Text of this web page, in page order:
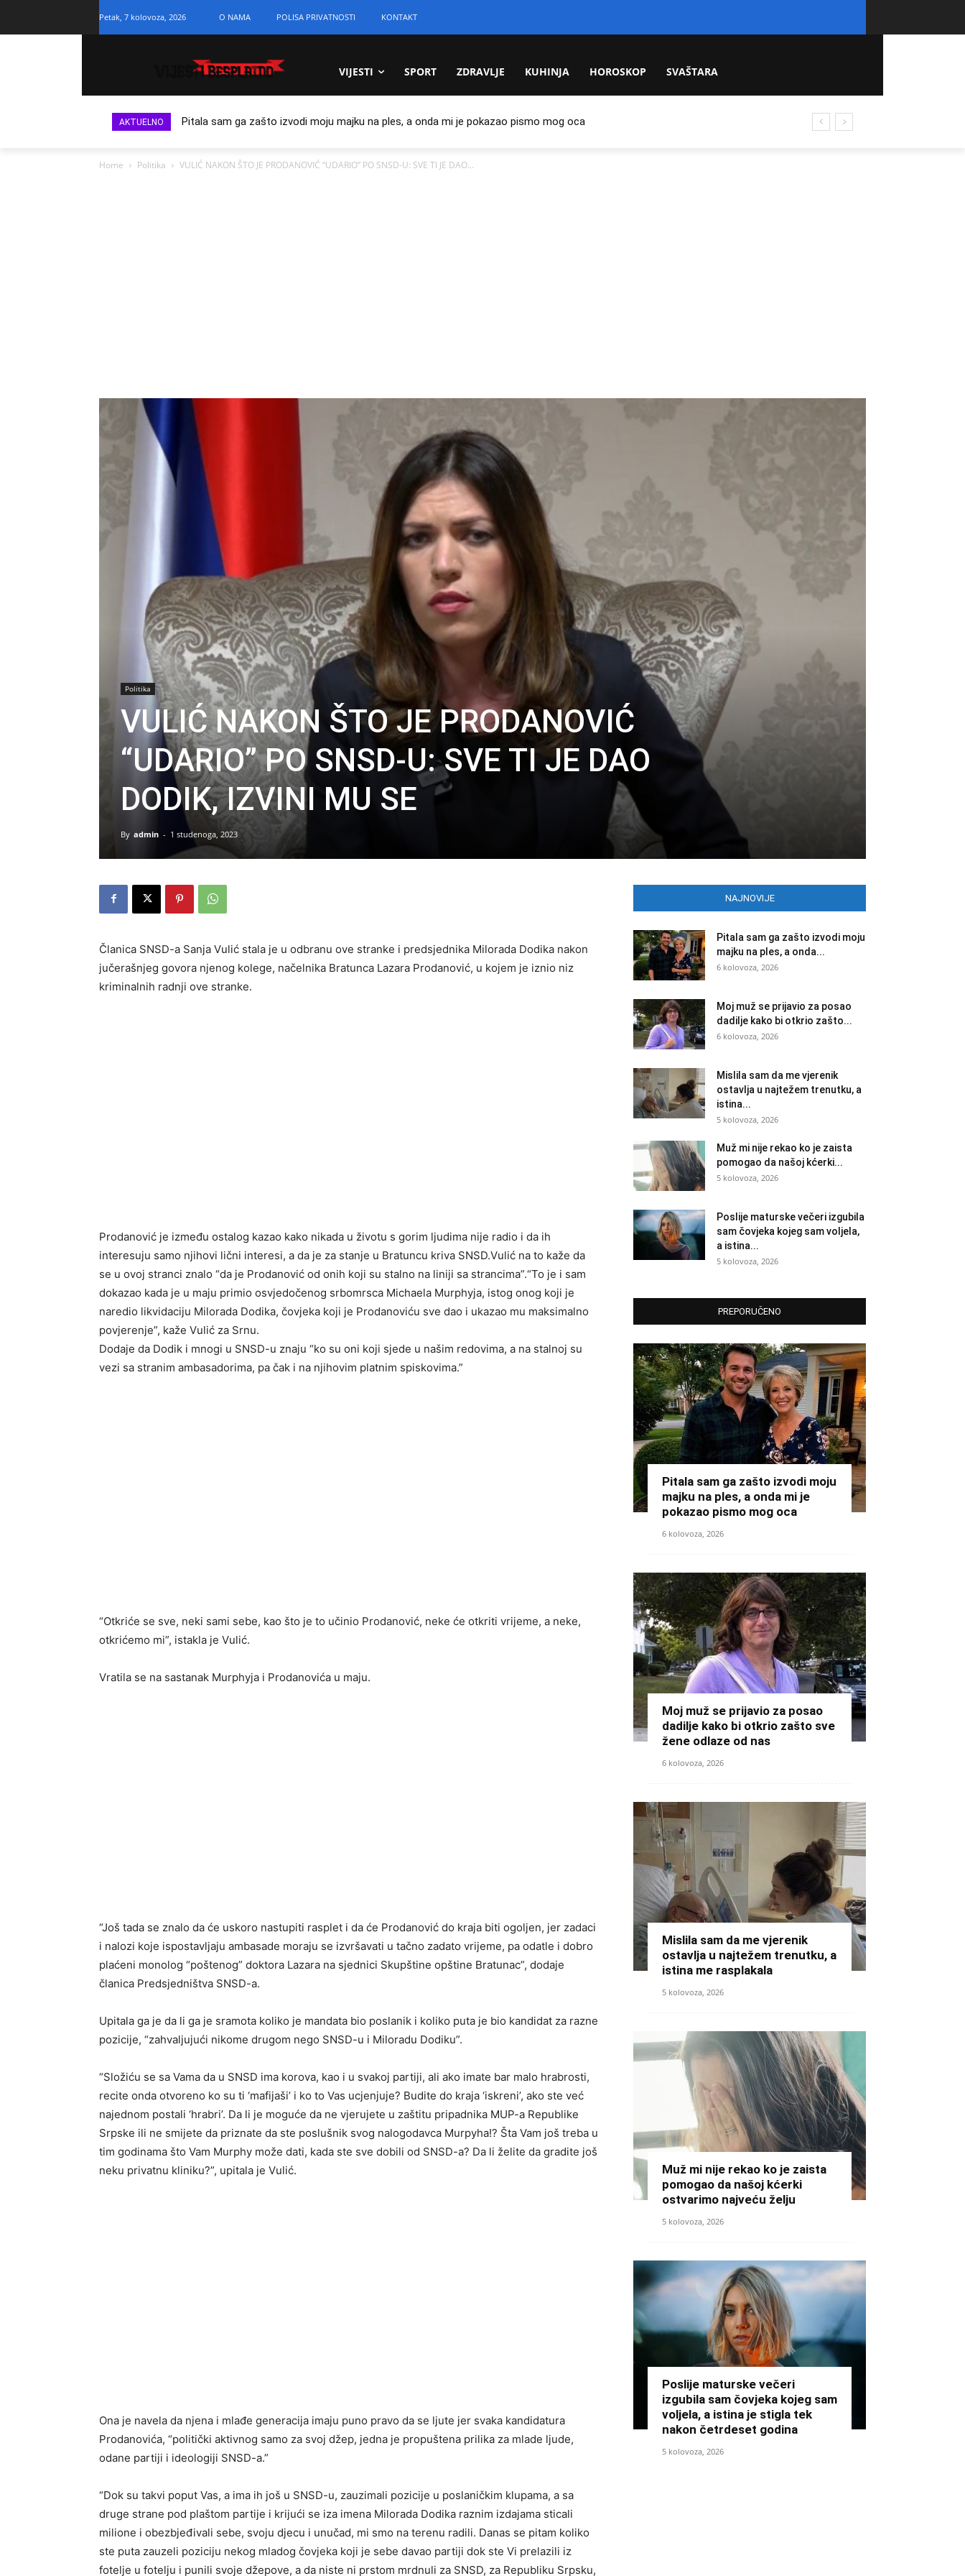
Petak, 7 kolovoza, 2026 O NAMA POLISA PRIVATNOSTI KONTAKT
VIJESTI SPORT ZDRAVLJE KUHINJA HOROSKOP SVAŠTARA
AKTUELNO Pitala sam ga zašto izvodi moju majku na ples, a onda mi je pokazao pismo mog oca
Home Politika VULIĆ NAKON ŠTO JE PRODANOVIĆ “UDARIO” PO SNSD-U: SVE TI JE DAO...
Politika
VULIĆ NAKON ŠTO JE PRODANOVIĆ
“UDARIO” PO SNSD-U: SVE TI JE DAO
DODIK, IZVINI MU SE
By admin - 1 studenoga, 2023
Članica SNSD-a Sanja Vulić stala je u odbranu ove stranke i predsjednika Milorada Dodika nakon
jučerašnjeg govora njenog kolege, načelnika Bratunca Lazara Prodanović, u kojem je iznio niz
kriminalnih radnji ove stranke.
Prodanović je između ostalog kazao kako nikada u životu s gorim ljudima nije radio i da ih
interesuju samo njihovi lični interesi, a da je za stanje u Bratuncu kriva SNSD.Vulić na to kaže da
se u ovoj stranci znalo “da je Prodanović od onih koji su stalno na liniji sa strancima”.“To je i sam
dokazao kada je u maju primio osvjedočenog srbomrsca Michaela Murphyja, istog onog koji je
naredio likvidaciju Milorada Dodika, čovjeka koji je Prodanoviću sve dao i ukazao mu maksimalno
povjerenje”, kaže Vulić za Srnu.
Dodaje da Dodik i mnogi u SNSD-u znaju “ko su oni koji sjede u našim redovima, a na stalnoj su
vezi sa stranim ambasadorima, pa čak i na njihovim platnim spiskovima.”
“Otkriće se sve, neki sami sebe, kao što je to učinio Prodanović, neke će otkriti vrijeme, a neke,
otkrićemo mi”, istakla je Vulić.
Vratila se na sastanak Murphyja i Prodanovića u maju.
“Još tada se znalo da će uskoro nastupiti rasplet i da će Prodanović do kraja biti ogoljen, jer zadaci
i nalozi koje ispostavljaju ambasade moraju se izvršavati u tačno zadato vrijeme, pa odatle i dobro
plaćeni monolog “poštenog” doktora Lazara na sjednici Skupštine opštine Bratunac”, dodaje
članica Predsjedništva SNSD-a.
Upitala ga je da li ga je sramota koliko je mandata bio poslanik i koliko puta je bio kandidat za razne
pozicije, “zahvaljujući nikome drugom nego SNSD-u i Miloradu Dodiku”.
“Složiću se sa Vama da u SNSD ima korova, kao i u svakoj partiji, ali ako imate bar malo hrabrosti,
recite onda otvoreno ko su ti ‘mafijaši’ i ko to Vas ucjenjuje? Budite do kraja ‘iskreni’, ako ste već
najednom postali ‘hrabri’. Da li je moguće da ne vjerujete u zaštitu pripadnika MUP-a Republike
Srpske ili ne smijete da priznate da ste poslušnik svog nalogodavca Murpyha!? Šta Vam još treba u
tim godinama što Vam Murphy može dati, kada ste sve dobili od SNSD-a? Da li želite da gradite još
neku privatnu kliniku?”, upitala je Vulić.
Ona je navela da njena i mlađe generacija imaju puno pravo da se ljute jer svaka kandidatura
Prodanovića, “politički aktivnog samo za svoj džep, jedna je propuštena prilika za mlade ljude,
odane partiji i ideologiji SNSD-a.”
“Dok su takvi poput Vas, a ima ih još u SNSD-u, zauzimali pozicije u poslaničkim klupama, a sa
druge strane pod plaštom partije i krijući se iza imena Milorada Dodika raznim izdajama sticali
milione i obezbjeđivali sebe, svoju djecu i unučad, mi smo na terenu radili. Danas se pitam koliko
ste puta zauzeli poziciju nekog mladog čovjeka koji je sebe davao partiji dok ste Vi prelazili iz
fotelje u fotelju i punili svoje džepove, a da niste ni prstom mrdnuli za SNSD, za Republiku Srpsku,
NAJNOVIJE
Pitala sam ga zašto izvodi moju
majku na ples, a onda...
6 kolovoza, 2026
Moj muž se prijavio za posao
dadilje kako bi otkrio zašto...
6 kolovoza, 2026
Mislila sam da me vjerenik
ostavlja u najtežem trenutku, a
istina...
5 kolovoza, 2026
Muž mi nije rekao ko je zaista
pomogao da našoj kćerki...
5 kolovoza, 2026
Poslije maturske večeri izgubila
sam čovjeka kojeg sam voljela,
a istina...
5 kolovoza, 2026
PREPORUČENO
Pitala sam ga zašto izvodi moju
majku na ples, a onda mi je
pokazao pismo mog oca
6 kolovoza, 2026
Moj muž se prijavio za posao
dadilje kako bi otkrio zašto sve
žene odlaze od nas
6 kolovoza, 2026
Mislila sam da me vjerenik
ostavlja u najtežem trenutku, a
istina me rasplakala
5 kolovoza, 2026
Muž mi nije rekao ko je zaista
pomogao da našoj kćerki
ostvarimo najveću želju
5 kolovoza, 2026
Poslije maturske večeri
izgubila sam čovjeka kojeg sam
voljela, a istina je stigla tek
nakon četrdeset godina
5 kolovoza, 2026